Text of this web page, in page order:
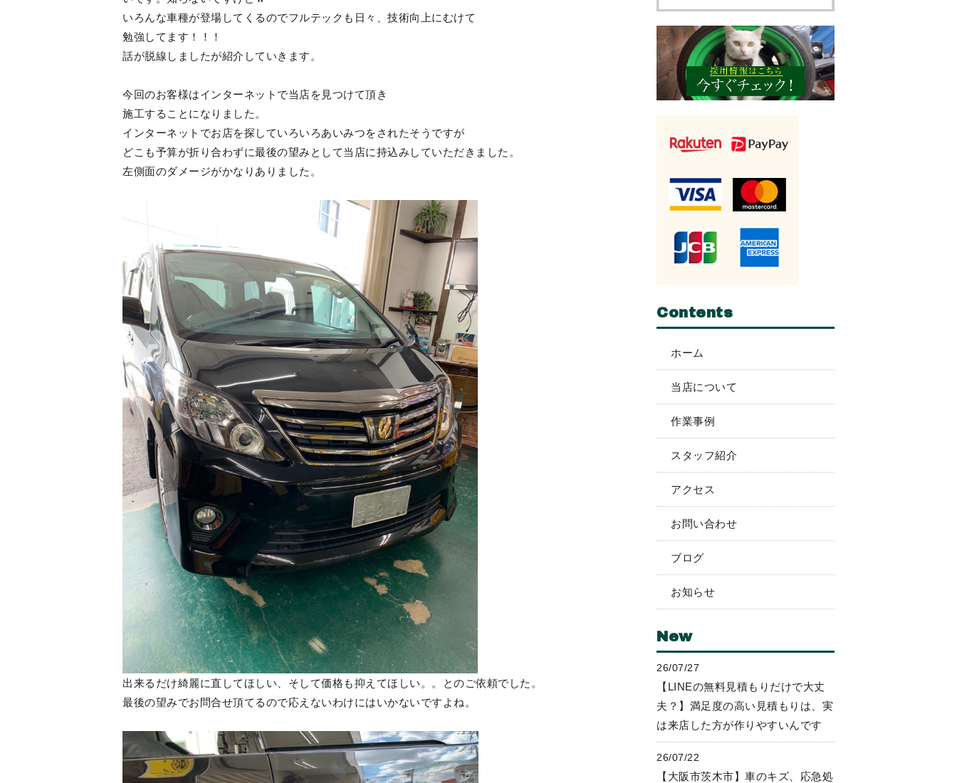
いろんな車種が登場してくるのでフルテックも日々、技術向上にむけて
勉強してます！！！
話が脱線しましたが紹介していきます。
今回のお客様はインターネットで当店を見つけて頂き
施工することになりました。
インターネットでお店を探していろいろあいみつをされたそうですが
どこも予算が折り合わずに最後の望みとして当店に持込みしていただきました。
左側面のダメージがかなりありました。
出来るだけ綺麗に直してほしい、そして価格も抑えてほしい。。とのご依頼でした。
最後の望みでお問合せ頂てるので応えないわけにはいかないですよね。
Contents
ホーム
当店について
作業事例
スタッフ紹介
アクセス
お問い合わせ
ブログ
お知らせ
New
26/07/27
【LINEの無料見積もりだけで大丈
夫？】満足度の高い見積もりは、実
は来店した方が作りやすいんです
26/07/22
【大阪市茨木市】車のキズ、応急処